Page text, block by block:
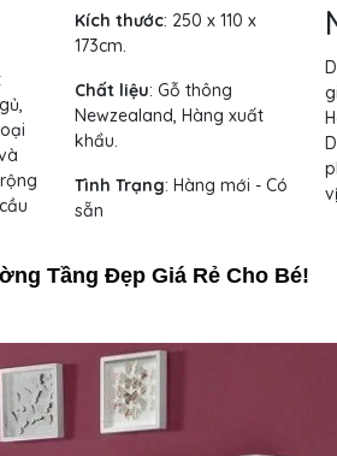
Kích thước: 250 x 110 x
173cm.
Chất liệu: Gỗ thông
Newzealand, Hàng xuất
khẩu.
Tình Trạng: Hàng mới - Có
sẵn
Tầng Đẹp Giá Rẻ Cho Bé!